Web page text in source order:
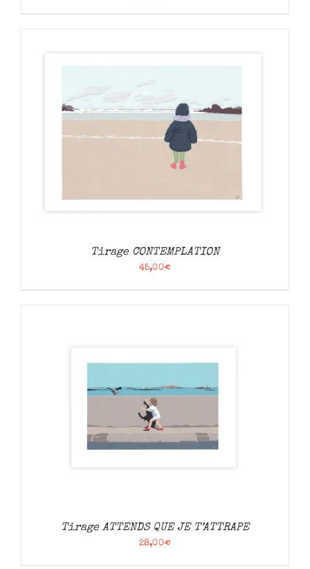
Tirage CONTEMPLATION
45,00€
Tirage ATTENDS QUE JE T’ATTRAPE
28,00€